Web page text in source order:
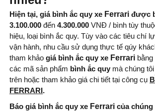
Kiểu cọc:DIN L - Cọc
Chìm
Nước sản xuất: Hàn
Quốc
Hiện tại, giá bình ắc quy xe Ferrari được
3.100.000 đến 4.300.000 VNĐ / bình tùy
hiệu, loại bình ắc quy. Tùy vào các tiêu chí
vận hành, nhu cầu sử dụng thực tế qúy
tham khảo giá bình ắc quy xe Ferrari
các mã sản phẩm bình ắc quy mà chúng
trên hoặc tham khảo giá chi tiết tại công cụ
FERRARI.
Báo giá bình ắc quy xe Ferrari của